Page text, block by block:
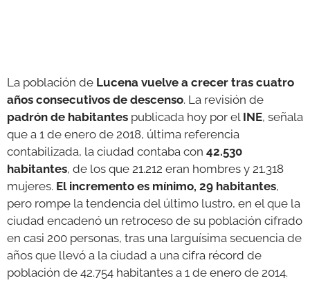
GALERÍAS
La población de Lucena vuelve a crecer tras cuatro
años consecutivos de descenso. La revisión de
padrón de habitantes publicada hoy por el INE, señala
que a 1 de enero de 2018, última referencia
contabilizada, la ciudad contaba con 42.530
habitantes, de los que 21.212 eran hombres y 21.318
mujeres. El incremento es mínimo, 29 habitantes,
pero rompe la tendencia del último lustro, en el que la
ciudad encadenó un retroceso de su población cifrado
en casi 200 personas, tras una larguísima secuencia de
años que llevó a la ciudad a una cifra récord de
población de 42.754 habitantes a 1 de enero de 2014.